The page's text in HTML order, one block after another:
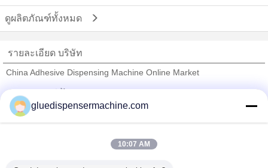
ดูผลิตภัณฑ์ทั้งหมด
รายละเอียด บริษัท
China Adhesive Dispensing Machine Online Market
Trust Seal
Verified Suplier
gluedispensermachine.com
10:07 AM